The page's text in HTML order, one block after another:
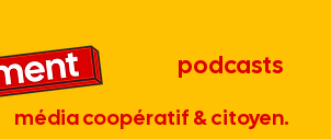
média coopératif & citoyen.
podcasts